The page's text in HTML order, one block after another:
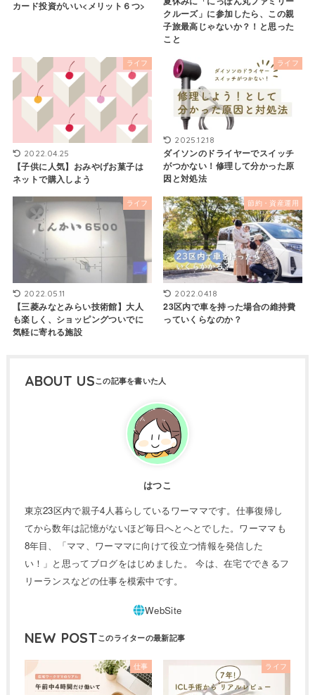
カード投資がいい<メリット６つ>
クルーズ」に参加したら、この親
子旅最高じゃないか？！と思った
こと
ライフ
2022.04.25
【子供に人気】おみやげお菓子は
ネットで購入しよう
ライフ
2025.12.18
ダイソンのドライヤーでスイッチ
がつかない！修理して分かった原
因と対処法
ライフ
2022.05.11
【三菱みなとみらい技術館】大人
も楽しく、ショッピングついでに
気軽に寄れる施設
節約・資産運用
2022.04.18
23区内で車を持った場合の維持費
っていくらなのか？
ABOUT US
はつこ
東京23区内で親子4人暮らしているワーママです。仕事復帰し
てから数年は記憶がないほど毎日へとへとでした。ワーママも
8年目、「ママ、ワーママに向けて役立つ情報を発信した
い！」と思ってブログをはじめました。 今は、在宅でできるフ
リーランスなどの仕事を模索中です。
NEW POST
仕事 ライフ